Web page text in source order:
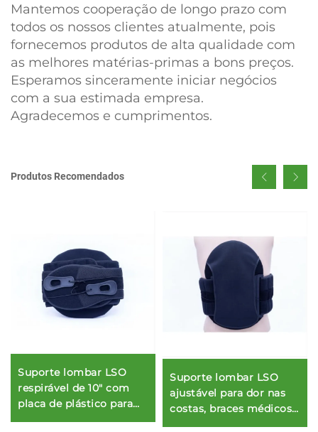
Mantemos cooperação de longo prazo com
todos os nossos clientes atualmente, pois
fornecemos produtos de alta qualidade com
as melhores matérias-primas a bons preços.
Esperamos sinceramente iniciar negócios
com a sua estimada empresa.
Agradecemos e cumprimentos.
Produtos Recomendados
Suporte lombar LSO
respirável de 10" com
placa de plástico para
dor nas costas ou
Suporte lombar LSO
ajustável para dor nas
costas, braces médicos
personalizados pelo